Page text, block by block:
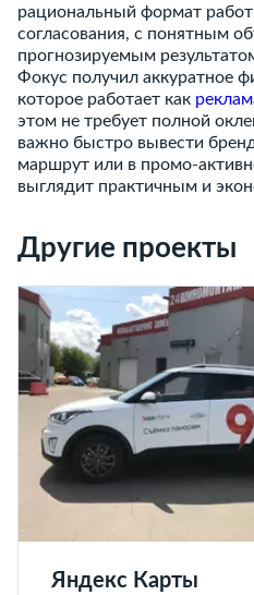
рациональный формат
согласования, с понятным
прогнозируемым
Фокус получил аккуратное
которое работает как
этом не требует полной
важно быстро вывести
маршрут или в промо-
выглядит практичным и
Другие проекты
Яндекс Карты